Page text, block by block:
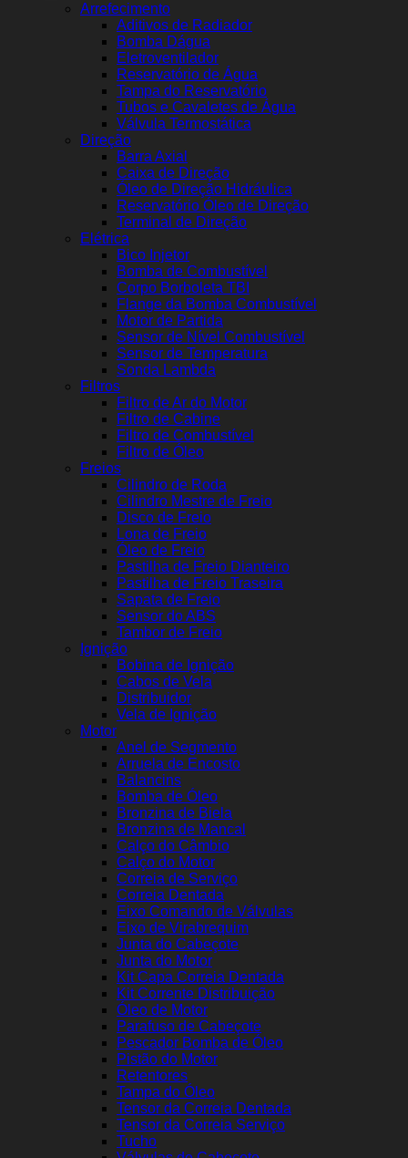
Arrefecimento
Aditivos de Radiador
Bomba Dágua
Eletroventilador
Reservatório de Água
Tampa do Reservatório
Tubos e Cavaletes de Água
Válvula Termostática
Direção
Barra Axial
Caixa de Direção
Óleo de Direção Hidráulica
Reservatório Óleo de Direção
Terminal de Direção
Elétrica
Bico Injetor
Bomba de Combustível
Corpo Borboleta TBI
Flange da Bomba Combustível
Motor de Partida
Sensor de Nível Combustível
Sensor de Temperatura
Sonda Lambda
Filtros
Filtro de Ar do Motor
Filtro de Cabine
Filtro de Combustível
Filtro de Óleo
Freios
Cilindro de Roda
Cilindro Mestre de Freio
Disco de Freio
Lona de Freio
Óleo de Freio
Pastilha de Freio Dianteiro
Pastilha de Freio Traseira
Sapata de Freio
Sensor do ABS
Tambor de Freio
Ignição
Bobina de Ignição
Cabos de Vela
Distribuidor
Vela de Ignição
Motor
Anel de Segmento
Arruela de Encosto
Balancins
Bomba de Óleo
Bronzina de Biela
Bronzina de Mancal
Calço do Câmbio
Calço do Motor
Correia de Serviço
Correia Dentada
Eixo Comando de Válvulas
Eixo de Virabrequim
Junta do Cabeçote
Junta do Motor
Kit Capa Correia Dentada
Kit Corrente Distribuição
Óleo de Motor
Parafuso de Cabeçote
Pescador Bomba de Óleo
Pistão do Motor
Retentores
Tampa do Óleo
Tensor da Correia Dentada
Tensor da Correia Serviço
Tucho